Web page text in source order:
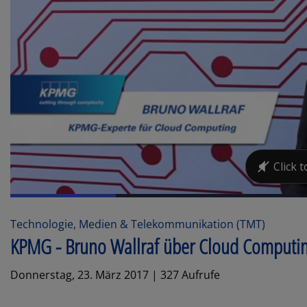
Technologie, Medien & Telekommunikation (TMT)
KPMG - Bruno Wallraf über Cloud
Donnerstag, 23. März 2017 | 327 Aufrufe